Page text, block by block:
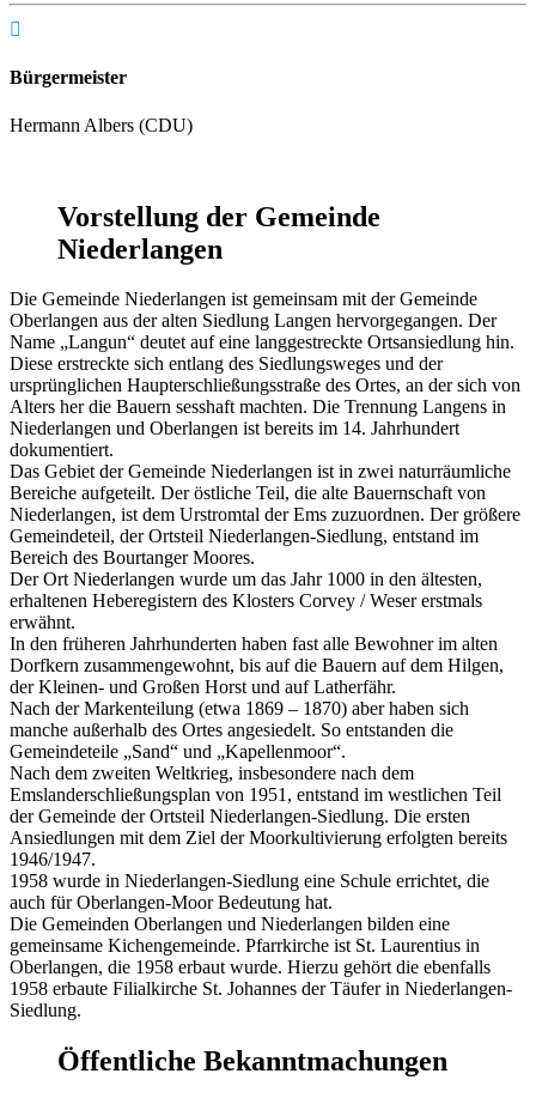

Bürgermeister
Hermann Albers (CDU)
Vorstellung der Gemeinde
Niederlangen
Die Gemeinde Niederlangen ist gemeinsam mit der Gemeinde
Oberlangen aus der alten Siedlung Langen hervorgegangen. Der
Name „Langun“ deutet auf eine langgestreckte Ortsansiedlung hin.
Diese erstreckte sich entlang des Siedlungsweges und der
ursprünglichen Haupterschließungsstraße des Ortes, an der sich von
Alters her die Bauern sesshaft machten. Die Trennung Langens in
Niederlangen und Oberlangen ist bereits im 14. Jahrhundert
dokumentiert.
Das Gebiet der Gemeinde Niederlangen ist in zwei naturräumliche
Bereiche aufgeteilt. Der östliche Teil, die alte Bauernschaft von
Niederlangen, ist dem Urstromtal der Ems zuzuordnen. Der größere
Gemeindeteil, der Ortsteil Niederlangen-Siedlung, entstand im
Bereich des Bourtanger Moores.
Der Ort Niederlangen wurde um das Jahr 1000 in den ältesten,
erhaltenen Heberegistern des Klosters Corvey / Weser erstmals
erwähnt.
In den früheren Jahrhunderten haben fast alle Bewohner im alten
Dorfkern zusammengewohnt, bis auf die Bauern auf dem Hilgen,
der Kleinen- und Großen Horst und auf Latherfähr.
Nach der Markenteilung (etwa 1869 – 1870) aber haben sich
manche außerhalb des Ortes angesiedelt. So entstanden die
Gemeindeteile „Sand“ und „Kapellenmoor“.
Nach dem zweiten Weltkrieg, insbesondere nach dem
Emslanderschließungsplan von 1951, entstand im westlichen Teil
der Gemeinde der Ortsteil Niederlangen-Siedlung. Die ersten
Ansiedlungen mit dem Ziel der Moorkultivierung erfolgten bereits
1946/1947.
1958 wurde in Niederlangen-Siedlung eine Schule errichtet, die
auch für Oberlangen-Moor Bedeutung hat.
Die Gemeinden Oberlangen und Niederlangen bilden eine
gemeinsame Kichengemeinde. Pfarrkirche ist St. Laurentius in
Oberlangen, die 1958 erbaut wurde. Hierzu gehört die ebenfalls
1958 erbaute Filialkirche St. Johannes der Täufer in Niederlangen-
Siedlung.
Öffentliche Bekanntmachungen